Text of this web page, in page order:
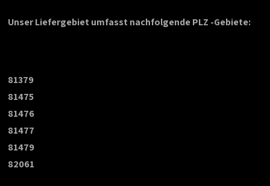
Unser Liefergebiet umfasst nachfolgende PLZ -Gebiete:
81379
81475
81476
81477
81479
82061